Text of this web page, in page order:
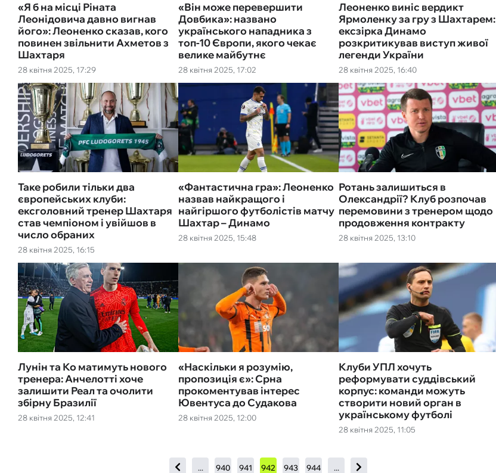
28 квітня 2025, 17:29
«Я б на місці Ріната
Леонідовича давно вигнав
його»: Леоненко сказав, кого
повинен звільнити Ахметов з
Шахтаря
28 квітня 2025, 17:02
«Він може перевершити
Довбика»: названо
українського нападника з
топ-10 Європи, якого чекає
велике майбутнє
28 квітня 2025, 16:40
Леоненко виніс вердикт
Ярмоленку за гру з Шахтарем:
ексзірка Динамо
розкритикував виступ живої
легенди України
28 квітня 2025, 16:15
Таке робили тільки два
європейських клуби:
ексголовний тренер Шахтаря
став чемпіоном і увійшов в
число обраних
28 квітня 2025, 15:48
«Фантастична гра»: Леоненко
назвав найкращого і
найгіршого футболістів матчу
Шахтар – Динамо
28 квітня 2025, 13:10
Ротань залишиться в
Олександрії? Клуб розпочав
перемовини з тренером щодо
продовження контракту
28 квітня 2025, 12:41
Лунін та Ко матимуть нового
тренера: Анчелотті хоче
залишити Реал та очолити
збірну Бразилії
28 квітня 2025, 12:00
«Наскільки я розумію,
пропозиція є»: Срна
прокоментував інтерес
Ювентуса до Судакова
28 квітня 2025, 11:05
Клуби УПЛ хочуть
реформувати суддівський
корпус: команди можуть
створити новий орган в
українському футболі
... 940 941 942 943 944 ...